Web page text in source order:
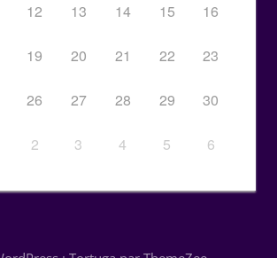
12 13 14 15 16
19 20 21 22 23
26 27 28 29 30
2 3 4 5 6